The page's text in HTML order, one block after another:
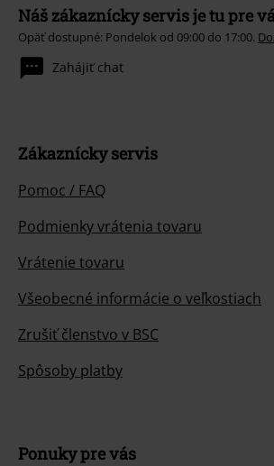
Náš zákaznícky servis je tu pre
Opäť dostupné: Pondelok od 09:00 do 17:00.
Zahájiť chat
Zákaznícky servis
Pomoc / FAQ
Podmienky vrátenia tovaru
Vrátenie tovaru
Všeobecné informácie o veľkostiach
Zrušiť členstvo v BSC
Spôsoby platby
Ponuky pre vás